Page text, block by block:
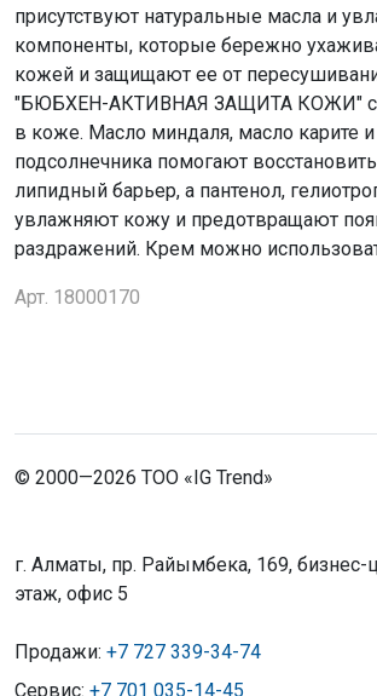
присутствуют натуральные масла и
компоненты, которые бережно
кожей и защищают ее от
"БЮБХЕН-АКТИВНАЯ ЗАЩИТА КОЖИ"
в коже. Масло миндаля, масло карите
подсолнечника помогают
липидный барьер, а пантенол,
увлажняют кожу и предотвращают
раздражений. Крем можно
Арт. 18000170
© 2000—2026 ТОО «IG Trend»
г. Алматы, пр. Райымбека, 169, бизнес-
этаж, офис 5
Продажи: +7 727 339-34-74
Сервис: +7 701 035-14-45